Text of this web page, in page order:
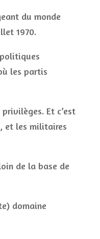
du monde
1970.
les partis
Et c’est
et les militaires
de la base de
domaine